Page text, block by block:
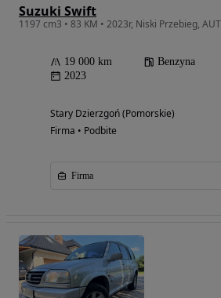
Suzuki Swift
19 000 km Benzyna
2023
Stary Dzierzgoń (Pomorskie)
Firma • Podbite
Firma